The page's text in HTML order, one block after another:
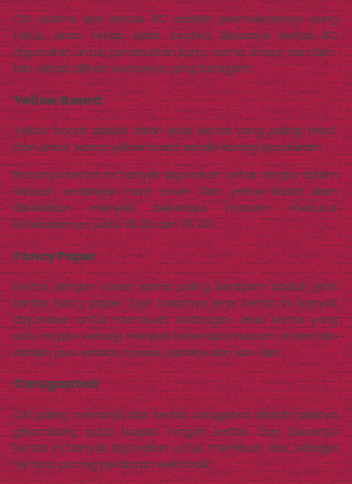
Ciri utama dari kertas BC adalah permukaannya yang
halus, akan tetapi tidak coated. Biasanya kertas BC
digunakan untuk pembuatan kartu nama, brosur dan lain-
lain sebab pilihan warnanya yang beragam.
Yellow Board
Yellow board adalah salah jenis kertas yang paling tebal.
Dan untuk warna yellow board sendiri kuning kecoklatan.
Biasanya kertas ini banyak digunakan untuk rangka dalam
sebuah undangan hard cover. Dan yellow board akan
dibedakan menjadi beberapa macam menurut
ketebalannya yaitu YB 30 dan YB 40.
Fancy Paper
Kertas dengan varian warna paling beragam adalah jenis
kertas fancy paper. Dan biasanya jenis kertas ini banyak
digunakan untuk membuat undangan. Jenis kertas yang
satu ini pun terbagi menjadi beberapa macam antara lain
adalah java embos, hawaii, jasmine dan lain-lain.
Corugoated
Ciri paling menonjol dari kertas corugated adalah adanya
gelombang pada bagian tengah kertas. Dan biasanya
kertas ini banyak digunakan untuk membuat dos, sebagai
tempat pacing peralatan elektronik.